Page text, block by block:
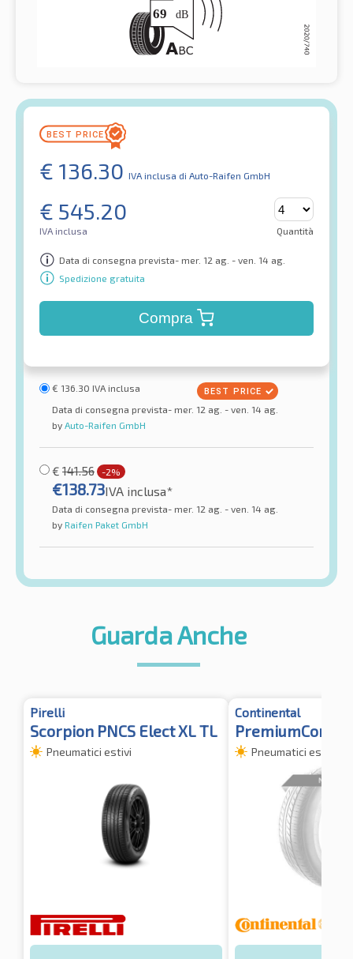
€ 136.30 IVA inclusa di Auto-Raifen GmbH
€ 545.20
IVA inclusa Quantità
Data di consegna prevista- mer. 12 ag. - ven. 14 ag.
Spedizione gratuita
Compra
€ 136.30 IVA inclusa
Data di consegna prevista- mer. 12 ag. - ven. 14 ag.
by Auto-Raifen GmbH
€ 141.56 -2%
€138.73IVA inclusa*
Data di consegna prevista- mer. 12 ag. - ven. 14 ag.
by Raifen Paket GmbH
Guarda Anche
Pirelli
Scorpion PNCS Elect XL TL
Pneumatici estivi
Continental
Pneumatici estivi